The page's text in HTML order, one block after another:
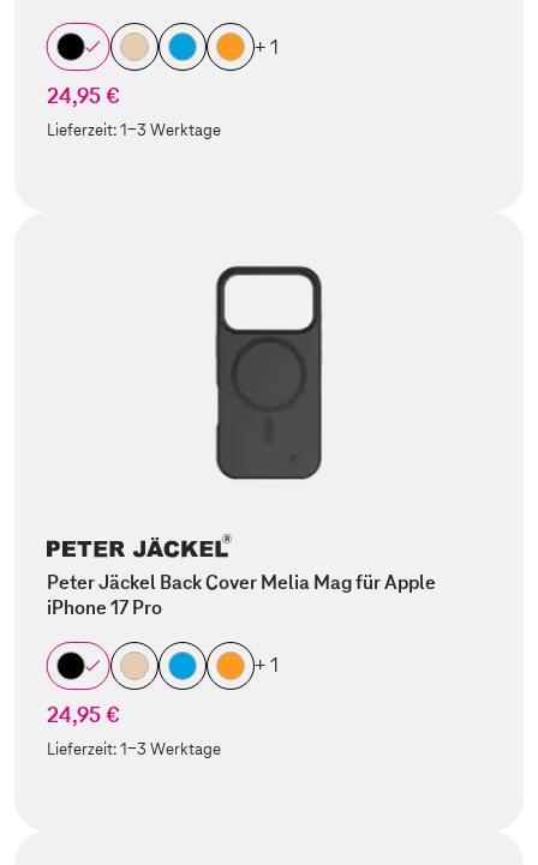
+ 1
24,95 €
Lieferzeit:1-3 Werktage
Peter Jäckel Back Cover Melia Mag für Apple
iPhone 17 Pro
+ 1
24,95 €
Lieferzeit:1-3 Werktage